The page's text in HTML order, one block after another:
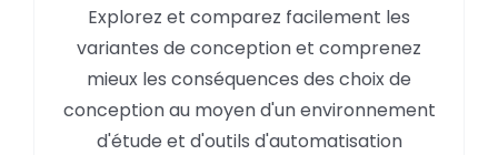
Explorez et comparez facilement les
variantes de conception et comprenez
mieux les conséquences des choix de
conception au moyen d'un environnement
d'étude et d'outils d'automatisation